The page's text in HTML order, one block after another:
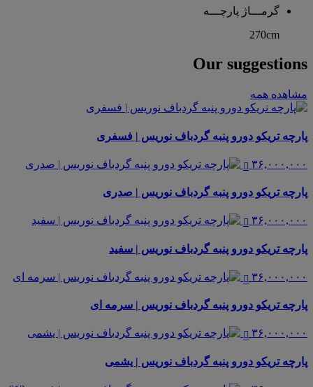
گرمـــاژ پارچـــه
270cm
Our suggestions
مشاهده همه
پارچه تریکو دورو پنبه گردباف نوریس | فسفری
۳۶,۰۰۰,۰۰۰
پارچه تریکو دورو پنبه گردباف نوریس | صدری
۳۶,۰۰۰,۰۰۰
پارچه تریکو دورو پنبه گردباف نوریس | سفید
۳۶,۰۰۰,۰۰۰
پارچه تریکو دورو پنبه گردباف نوریس | سرمه ای
۳۶,۰۰۰,۰۰۰
پارچه تریکو دورو پنبه گردباف نوریس | یشمی